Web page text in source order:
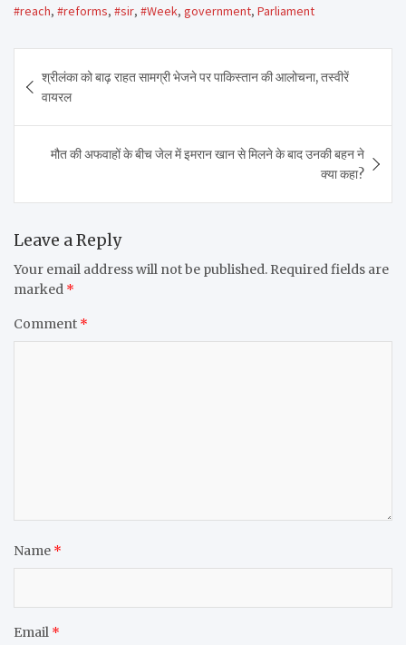
#reach, #reforms, #sir, #Week, government, Parliament
navigation
श्रीलंका को बाढ़ राहत सामग्री भेजने पर पाकिस्तान की आलोचना, तस्वीरें
वायरल
मौत की अफवाहों के बीच जेल में इमरान खान से मिलने के बाद उनकी बहन ने
क्या कहा?
Leave a Reply
Your email address will not be published. Required fields are
marked *
Comment *
Name *
Email *